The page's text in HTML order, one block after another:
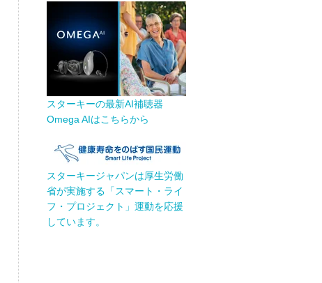
スターキーの最新AI補聴器
Omega AIはこちらから
スターキージャパンは厚生労働
省が実施する「スマート・ライ
フ・プロジェクト」運動を応援
しています。